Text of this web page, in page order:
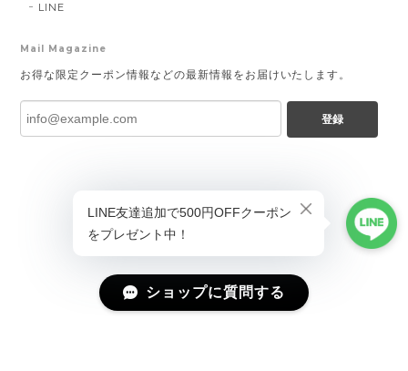
LINE
Mail Magazine
お得な限定クーポン情報などの最新情報をお届けいたします。
登録
ショップに質問する